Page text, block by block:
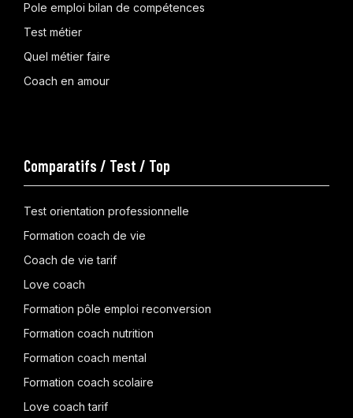
Pole emploi bilan de compétences
Test métier
Quel métier faire
Coach en amour
Comparatifs / Test / Top
Test orientation professionnelle
Formation coach de vie
Coach de vie tarif
Love coach
Formation pôle emploi reconversion
Formation coach nutrition
Formation coach mental
Formation coach scolaire
Love coach tarif